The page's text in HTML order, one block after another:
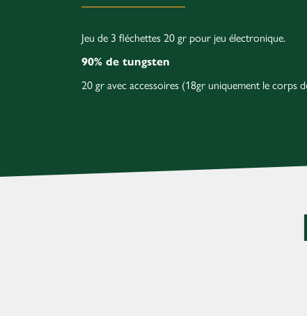
Jeu de 3 fléchettes 20 gr pour jeu électronique.
90% de tungsten
20 gr avec accessoires (18gr uniquement le corps